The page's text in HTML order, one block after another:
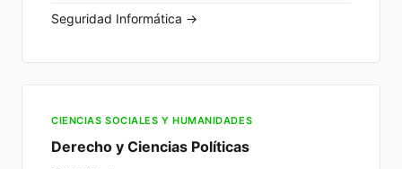
Seguridad Informática →
CIENCIAS SOCIALES Y HUMANIDADES
Derecho y Ciencias Políticas